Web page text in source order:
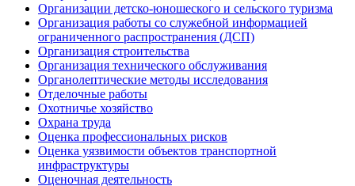
Организации детско-юношеского и сельского туризма
Организация работы со служебной информацией
ограниченного распространения (ДСП)
Организация строительства
Организация технического обслуживания
Органолептические методы исследования
Отделочные работы
Охотничье хозяйство
Охрана труда
Оценка профессиональных рисков
Оценка уязвимости объектов транспортной
инфраструктуры
Оценочная деятельность